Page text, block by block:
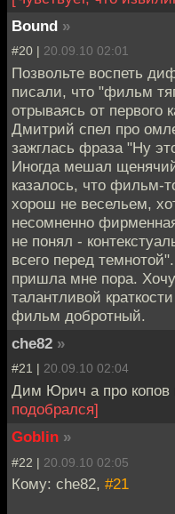
Bound »
#20 | 20.09.10 02:01
Позвольте воспеть
писали, что "фильм
отрываясь от первого
Дмитрий спел про
зажглась фраза "Ну
Иногда мешал щенячий
казалось, что фильм-
хорош не весельем,
несомненно
не понял -
всего перед
пришла мне пора.
талантливой
фильм добротный.
che82 »
#21 | 20.09.10 02:04
Дим Юрич а про копов
подобрался]
Goblin »
#22 | 20.09.10 02:05
Кому: che82, #21